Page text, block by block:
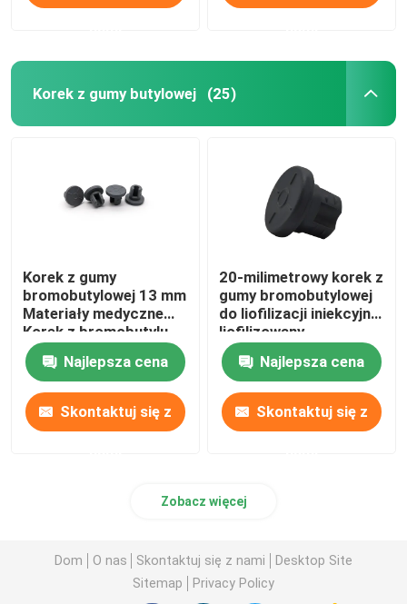
Korek z gumy butylowej (25)
Korek z gumy
bromobutylowej 13 mm
Materiały medyczne
Korek z bromobutylu
Najlepsza cena
Skontaktuj się z
20-milimetrowy korek z
gumy bromobutylowej
do liofilizacji iniekcyjnej
liofilizowany
Najlepsza cena
Skontaktuj się z
Zobacz więcej
Dom O nas Skontaktuj się z nami
Desktop Site
Sitemap
Privacy Policy